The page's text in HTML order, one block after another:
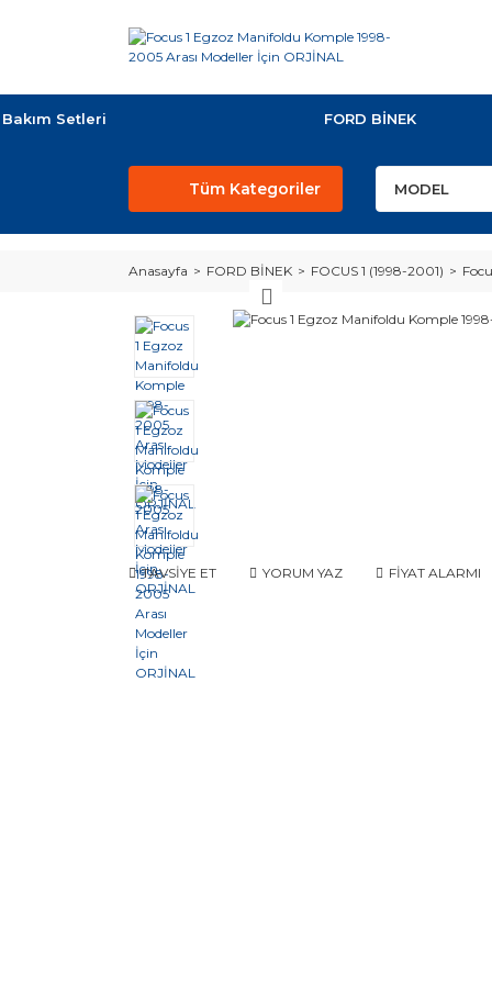
Bakım Setleri FORD BİNEK
Tüm Kategoriler
Anasayfa FORD BİNEK FOCUS 1 (1998-2001)
TAVSİYE ET YORUM YAZ FİYAT ALARMI